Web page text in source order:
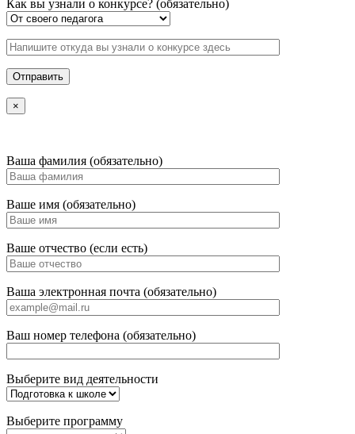
Как вы узнали о конкурсе? (обязательно)
×
Ваша фамилия (обязательно)
Ваше имя (обязательно)
Ваше отчество (если есть)
Ваша электронная почта (обязательно)
Ваш номер телефона (обязательно)
Выберите вид деятельности
Выберите программу